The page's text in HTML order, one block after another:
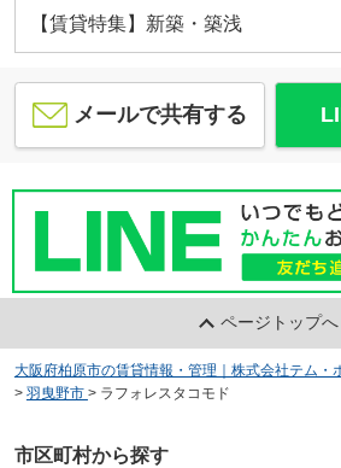
【賃貸特集】新築・築浅
メールで共有する
ページトップへ
大阪府柏原市の賃貸情報・管理｜株式会社テム・
> 羽曳野市 > ラフォレスタコモド
市区町村から探す